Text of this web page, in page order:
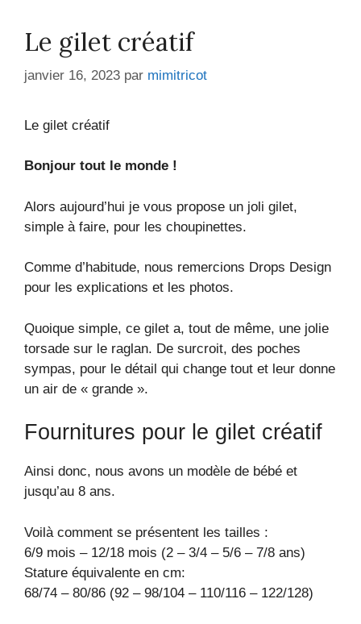
Le gilet créatif
janvier 16, 2023 par mimitricot
Le gilet créatif
Bonjour tout le monde !
Alors aujourd’hui je vous propose un joli gilet,
simple à faire, pour les choupinettes.
Comme d’habitude, nous remercions Drops Design
pour les explications et les photos.
Quoique simple, ce gilet a, tout de même, une jolie
torsade sur le raglan. De surcroit, des poches
sympas, pour le détail qui change tout et leur donne
un air de « grande ».
Fournitures pour le gilet créatif
Ainsi donc, nous avons un modèle de bébé et
jusqu’au 8 ans.
Voilà comment se présentent les tailles :
6/9 mois – 12/18 mois (2 – 3/4 – 5/6 – 7/8 ans)
Stature équivalente en cm:
68/74 – 80/86 (92 – 98/104 – 110/116 – 122/128)